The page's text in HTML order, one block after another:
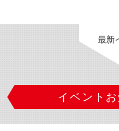
最新
イベント